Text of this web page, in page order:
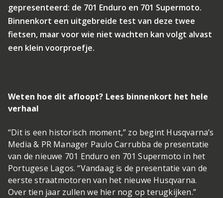
gepresenteerd: de 701 Enduro en 701 Supermoto.
Binnenkort een uitgebreide test van deze twee
fietsen, maar voor wie niet wachten kan volgt alvast
een klein voorproefje.
Weten hoe dit afloopt? Lees binnenkort het hele
verhaal
“Dit is een historisch moment,” zo begint Husqvarna’s
Media & PR Manager Paulo Carrubba de presentatie
van de nieuwe 701 Enduro en 701 Supermoto in het
Portugese Lagos. “Vandaag is de presentatie van de
eerste straatmotoren van het nieuwe Husqvarna.
Over tien jaar zullen we hier nog op terugkijken.”